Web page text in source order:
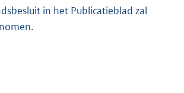
in het Publicatieblad zal